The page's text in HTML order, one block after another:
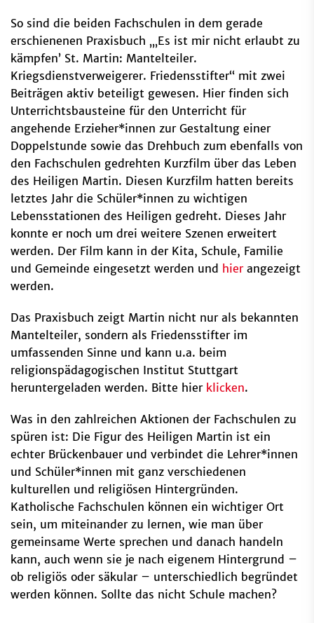
So sind die beiden Fachschulen in dem gerade
erschienenen Praxisbuch „‚Es ist mir nicht erlaubt zu
kämpfen’ St. Martin: Mantelteiler.
Kriegsdienstverweigerer. Friedensstifter“ mit zwei
Beiträgen aktiv beteiligt gewesen. Hier finden sich
Unterrichtsbausteine für den Unterricht für
angehende Erzieher*innen zur Gestaltung einer
Doppelstunde sowie das Drehbuch zum ebenfalls von
den Fachschulen gedrehten Kurzfilm über das Leben
des Heiligen Martin. Diesen Kurzfilm hatten bereits
letztes Jahr die Schüler*innen zu wichtigen
Lebensstationen des Heiligen gedreht. Dieses Jahr
konnte er noch um drei weitere Szenen erweitert
werden. Der Film kann in der Kita, Schule, Familie
und Gemeinde eingesetzt werden und hierangezeigt
werden.
Das Praxisbuch zeigt Martin nicht nur als bekannten
Mantelteiler, sondern als Friedensstifter im
umfassenden Sinne und kann u.a. beim
religionspädagogischen Institut Stuttgart
heruntergeladen werden. Bitte hier klicken.
Was in den zahlreichen Aktionen der Fachschulen zu
spüren ist: Die Figur des Heiligen Martin ist ein
echter Brückenbauer und verbindet die Lehrer*innen
und Schüler*innen mit ganz verschiedenen
kulturellen und religiösen Hintergründen.
Katholische Fachschulen können ein wichtiger Ort
sein, um miteinander zu lernen, wie man über
gemeinsame Werte sprechen und danach handeln
kann, auch wenn sie je nach eigenem Hintergrund –
ob religiös oder säkular – unterschiedlich begründet
werden können. Sollte das nicht Schule machen?